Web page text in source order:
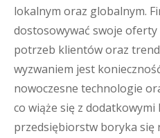
lokalnym oraz globalnym.
dostosowywać swoje oferty
potrzeb klientów oraz
wyzwaniem jest
nowoczesne technologie
co wiąże się z
przedsiębiorstw boryka się